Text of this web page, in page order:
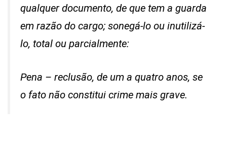
qualquer documento, de que tem a guarda
em razão do cargo; sonegá-lo ou inutilizá-
lo, total ou parcialmente:
Pena – reclusão, de um a quatro anos, se
o fato não constitui crime mais grave.